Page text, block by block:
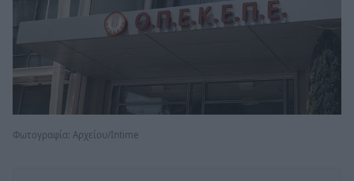
Φωτογραφία: Aρχείου/Intime